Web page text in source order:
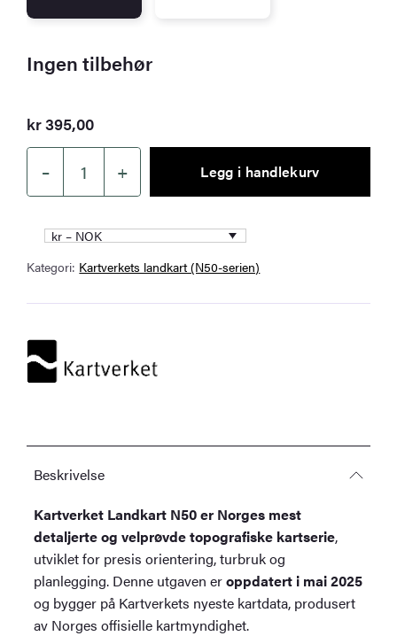
Ingen tilbehør
kr395,00
–
Kartverket
–
landkart
(N50):
08-
antall
+ Legg i handlekurv
kr – NOK
Kategori: Kartverkets landkart (N50-serien)
Beskrivelse
Kartverket Landkart N50 er Norges mest
detaljerte og velprøvde topografiske kartserie,
utviklet for presis orientering, turbruk og
planlegging. Denne utgaven eroppdatert i mai 2025
og bygger på Kartverkets nyeste kartdata, produsert
av Norges offisielle kartmyndighet.